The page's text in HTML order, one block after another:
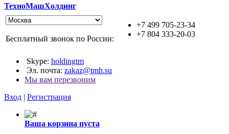
ТехноМашХолдинг
+7 499 705-23-34
+7 804 333-20-03
Бесплатный звонок по России:
Skype: holdingtm
Эл. почта: zakaz@tmh.su
Мы вам перезвоним
Вход | Регистрация
Ваша корзина пуста